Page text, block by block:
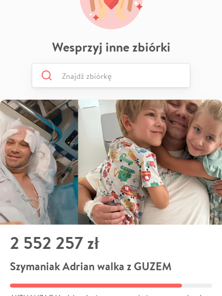
Wesprzyj inne zbiórki
2 552 257 zł
Szymaniak Adrian walka z GUZEM